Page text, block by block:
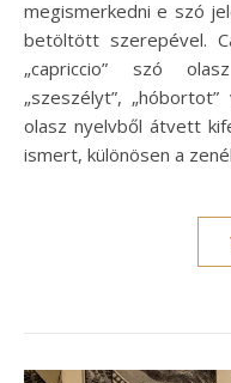
megismerkedni e szó
betöltött szerepével.
„capriccio” szó
„szeszélyt”,
olasz nyelvből átvett
ismert, különösen a